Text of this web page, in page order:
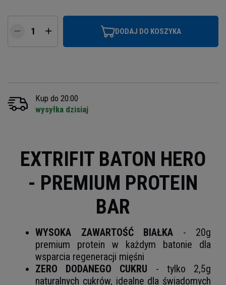
DODAJ DO KOSZYKA
Kup do 20:00
wysyłka dzisiaj
EXTRIFIT BATON HERO
- PREMIUM PROTEIN
BAR
WYSOKA ZAWARTOŚĆ BIAŁKA - 20g
premium protein w każdym batonie dla
wsparcia regeneracji mięśni
ZERO DODANEGO CUKRU - tylko 2,5g
naturalnych cukrów, idealne dla świadomych